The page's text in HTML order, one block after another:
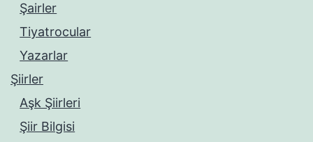
Şairler
Tiyatrocular
Yazarlar
Şiirler
Aşk Şiirleri
Şiir Bilgisi